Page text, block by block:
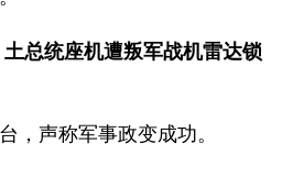
总统座机遭叛军战机雷达锁
，声称军事政变成功。